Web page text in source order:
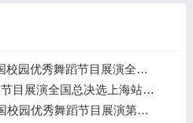
2025年第十三届小荷花全国校园优秀舞蹈节目展演全国总决选圆满收官，绽放青春光彩
“小荷花”全国校园优秀舞蹈节目展演全国总决选上海站圆满落幕 千名少年舞动青春 绽放艺术风采
2025小荷花（第13届）全国校园优秀舞蹈节目展演第六场海选